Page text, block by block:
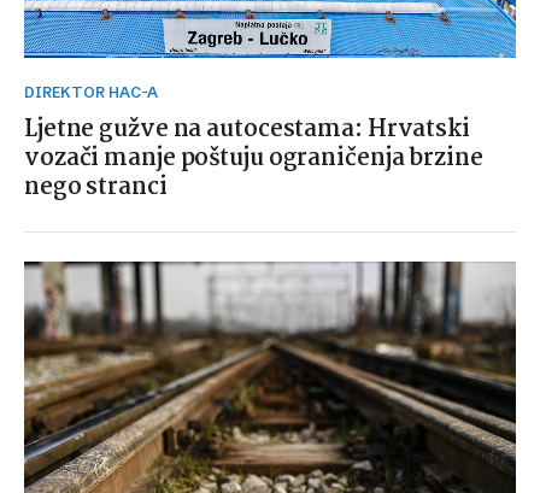
DIREKTOR HAC-A
Ljetne gužve na autocestama: Hrvatski
vozači manje poštuju ograničenja brzine
nego stranci